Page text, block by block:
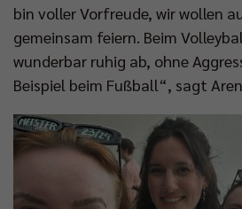
bin voller Vorfreude, wir wollen
gemeinsam feiern. Beim
wunderbar ruhig ab, ohne
Beispiel beim Fußball“, sagt